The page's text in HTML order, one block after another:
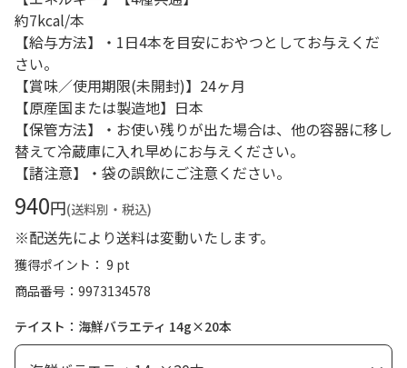
約7kcal/本
【給与方法】・1日4本を目安におやつとしてお与えくだ
さい。
【賞味／使用期限(未開封)】24ヶ月
【原産国または製造地】日本
【保管方法】・お使い残りが出た場合は、他の容器に移し
替えて冷蔵庫に入れ早めにお与えください。
【諸注意】・袋の誤飲にご注意ください。
940円(送料別・税込)
※配送先により送料は変動いたします。
獲得ポイント： 9 pt
商品番号
9973134578
テイスト：海鮮バラエティ 14g×20本